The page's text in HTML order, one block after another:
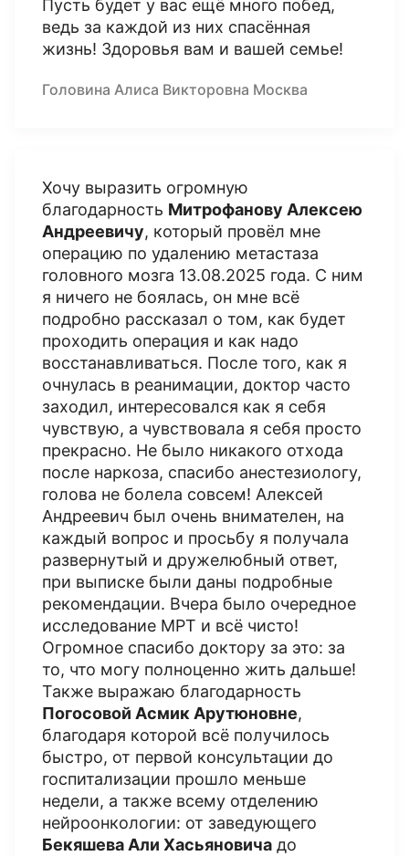
Пусть будет у вас ещё много побед,
ведь за каждой из них спасённая
жизнь! Здоровья вам и вашей семье!
Головина Алиса Викторовна Москва
Хочу выразить огромную
благодарность Митрофанову Алексею
Андреевичу, который провёл мне
операцию по удалению метастаза
головного мозга 13.08.2025 года. С ним
я ничего не боялась, он мне всё
подробно рассказал о том, как будет
проходить операция и как надо
восстанавливаться. После того, как я
очнулась в реанимации, доктор часто
заходил, интересовался как я себя
чувствую, а чувствовала я себя просто
прекрасно. Не было никакого отхода
после наркоза, спасибо анестезиологу,
голова не болела совсем! Алексей
Андреевич был очень внимателен, на
каждый вопрос и просьбу я получала
развернутый и дружелюбный ответ,
при выписке были даны подробные
рекомендации. Вчера было очередное
исследование МРТ и всё чисто!
Огромное спасибо доктору за это: за
то, что могу полноценно жить дальше!
Также выражаю благодарность
Погосовой Асмик Арутюновне,
благодаря которой всё получилось
быстро, от первой консультации до
госпитализации прошло меньше
недели, а также всему отделению
нейроонкологии: от заведующего
Бекяшева Али Хасьяновича до